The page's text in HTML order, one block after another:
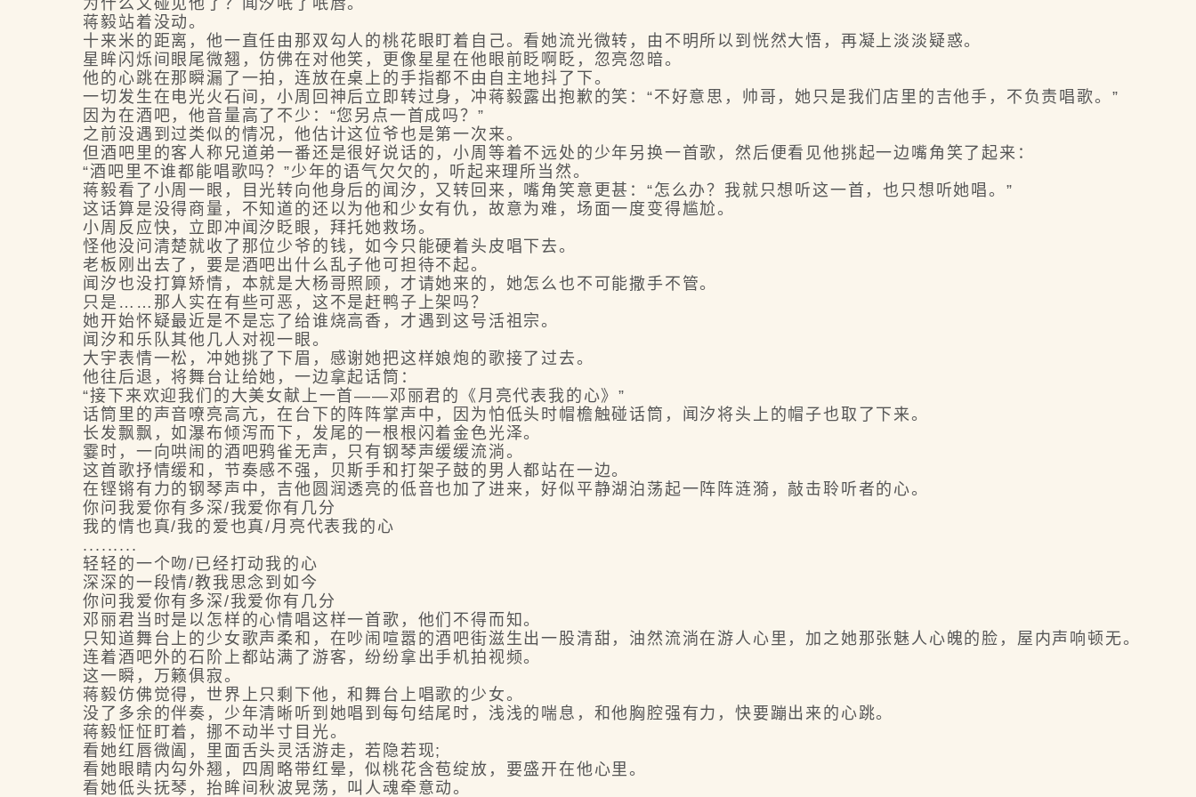
为什么又碰见他了？闻汐呡了呡唇。
蒋毅站着没动。
十来米的距离，他一直任由那双勾人的桃花眼盯着自己。看她流光微转，由不明所以到恍然大悟，再凝上淡淡疑惑。
星眸闪烁间眼尾微翘，仿佛在对他笑，更像星星在他眼前眨啊眨，忽亮忽暗。
他的心跳在那瞬漏了一拍，连放在桌上的手指都不由自主地抖了下。
一切发生在电光火石间，小周回神后立即转过身，冲蒋毅露出抱歉的笑：“不好意思，帅哥，她只是我们店里的吉他手，不负责唱歌。”
因为在酒吧，他音量高了不少：“您另点一首成吗？”
之前没遇到过类似的情况，他估计这位爷也是第一次来。
但酒吧里的客人称兄道弟一番还是很好说话的，小周等着不远处的少年另换一首歌，然后便看见他挑起一边嘴角笑了起来：
“酒吧里不谁都能唱歌吗？”少年的语气欠欠的，听起来理所当然。
蒋毅看了小周一眼，目光转向他身后的闻汐，又转回来，嘴角笑意更甚：“怎么办？我就只想听这一首，也只想听她唱。”
这话算是没得商量，不知道的还以为他和少女有仇，故意为难，场面一度变得尴尬。
小周反应快，立即冲闻汐眨眼，拜托她救场。
怪他没问清楚就收了那位少爷的钱，如今只能硬着头皮唱下去。
老板刚出去了，要是酒吧出什么乱子他可担待不起。
闻汐也没打算矫情，本就是大杨哥照顾，才请她来的，她怎么也不可能撒手不管。
只是……那人实在有些可恶，这不是赶鸭子上架吗？
她开始怀疑最近是不是忘了给谁烧高香，才遇到这号活祖宗。
闻汐和乐队其他几人对视一眼。
大宇表情一松，冲她挑了下眉，感谢她把这样娘炮的歌接了过去。
他往后退，将舞台让给她，一边拿起话筒：
“接下来欢迎我们的大美女献上一首——邓丽君的《月亮代表我的心》”
话筒里的声音嘹亮高亢，在台下的阵阵掌声中，因为怕低头时帽檐触碰话筒，闻汐将头上的帽子也取了下来。
长发飘飘，如瀑布倾泻而下，发尾的一根根闪着金色光泽。
霎时，一向哄闹的酒吧鸦雀无声，只有钢琴声缓缓流淌。
这首歌抒情缓和，节奏感不强，贝斯手和打架子鼓的男人都站在一边。
在铿锵有力的钢琴声中，吉他圆润透亮的低音也加了进来，好似平静湖泊荡起一阵阵涟漪，敲击聆听者的心。
你问我爱你有多深/我爱你有几分
我的情也真/我的爱也真/月亮代表我的心
.........
轻轻的一个吻/已经打动我的心
深深的一段情/教我思念到如今
你问我爱你有多深/我爱你有几分
邓丽君当时是以怎样的心情唱这样一首歌，他们不得而知。
只知道舞台上的少女歌声柔和，在吵闹喧嚣的酒吧街滋生出一股清甜，油然流淌在游人心里，加之她那张魅人心魄的脸，屋内声响顿无。
连着酒吧外的石阶上都站满了游客，纷纷拿出手机拍视频。
这一瞬，万籁俱寂。
蒋毅仿佛觉得，世界上只剩下他，和舞台上唱歌的少女。
没了多余的伴奏，少年清晰听到她唱到每句结尾时，浅浅的喘息，和他胸腔强有力，快要蹦出来的心跳。
蒋毅怔怔盯着，挪不动半寸目光。
看她红唇微阖，里面舌头灵活游走，若隐若现;
看她眼睛内勾外翘，四周略带红晕，似桃花含苞绽放，要盛开在他心里。
看她低头抚琴，抬眸间秋波晃荡，叫人魂牵意动。